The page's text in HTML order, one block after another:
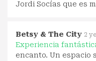
Jordi Socías que es
Betsy & The City 2
Experiencia
encanto. Un espacio